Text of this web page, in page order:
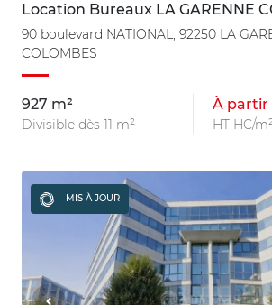
Location Bureaux LA GARENNE
90 boulevard NATIONAL, 92250 LA
COLOMBES
927 m²
Divisible dès 11 m²
À partir
HT HC/
MIS À JOUR